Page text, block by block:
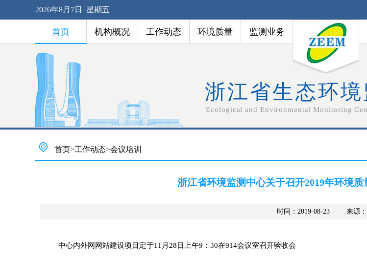
2026年8月7日 星期五
首页 机构概况 工作动态 环境质量 监测业务
浙江省生态环
Ecological and Environmental Monitoring
首页>工作动态>会议培训
浙江省环境监测中心关于召开2019年环境
时间：2019-08-23 来源：
中心内外网网站建设项目定于11月28日上午9：30在914会议室召开验收会